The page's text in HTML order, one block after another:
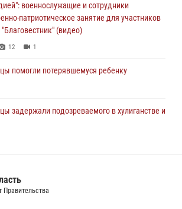
военнослужащие и сотрудники
патриотическое занятие для участников
(видео)
12 1
помогли потерявшемуся ребенку
задержали подозреваемого в хулиганстве и
и поступления в ведомственные вузы
1 2